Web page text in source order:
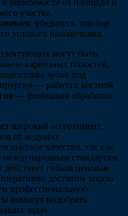
в зависимости от площади и
участка.
: убедитесь, что бор
углового наконечника.
могут быть
кариозных полостей,
зубов под
— работа с костной
— финишная обработка
широкий ассортимент
от ведущих
высокое качество, так как
международным стандартам,
гибкая ценовая
доставим заказы
профессиональную
помогут подобрать
задач.